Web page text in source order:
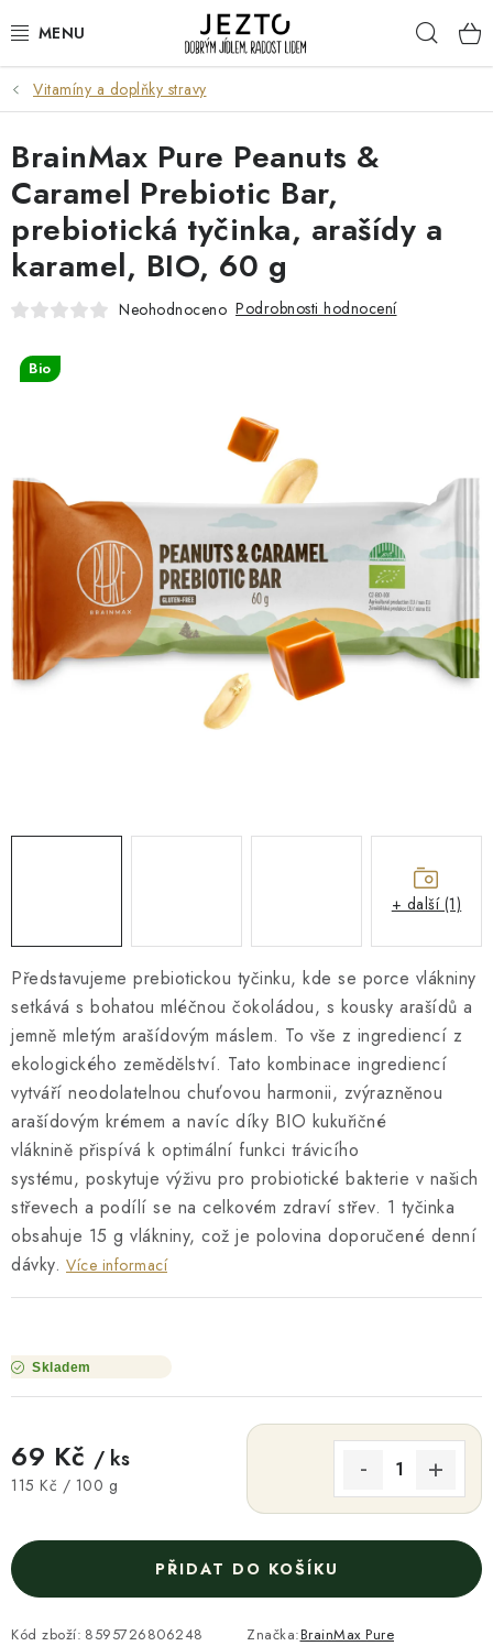
na
DÁRKOVÉ SADY
TRVANLIVÉ
DROGERIE A KOSMETIKA
NÁPOJE
SPORT A ZDRAVÍ
RELAX A REGENERACE
O NÁS NÁŠ PŘÍBĚH FIREMNÍ DÁRKY
KONTAKTY
DOPRAVA A PLATBA
Vitamíny a doplňky stravy
Představujeme prebiotickou tyčinku, kde se porce vlákniny
setkává s bohatou mléčnou čokoládou, s kousky arašídů a
jemně mletým arašídovým máslem. To vše z ingrediencí z
ekologického zemědělství. Tato kombinace ingrediencí
vytváří neodolatelnou chuťovou harmonii, zvýrazněnou
arašídovým krémem a navíc díky BIO kukuřičné
vláknině přispívá k optimální funkci trávicího
systému, poskytuje výživu pro probiotické bakterie v našich
střevech a podílí se na celkovém zdraví střev. 1 tyčinka
obsahuje 15 g vlákniny, což je polovina doporučené denní
dávky. Více informací
Skladem
69 Kč / ks
Měrná cena:
115 Kč / 100 g
PŘIDAT DO KOŠÍKU
Kód zboží: 8595726806248 Značka:BrainMax Pure
BrainMax Pure Peanuts &
Caramel Prebiotic Bar,
prebiotická tyčinka, arašídy a
karamel, BIO, 60 g
Neohodnoceno Podrobnosti hodnocení
Bio
+ další (1)